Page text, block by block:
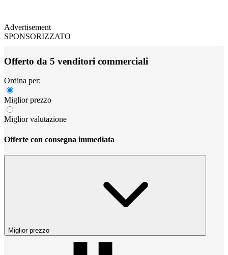
Advertisement
SPONSORIZZATO
Offerto da 5 venditori commerciali
Ordina per:
Miglior prezzo
Miglior valutazione
Offerte con consegna immediata
Miglior prezzo